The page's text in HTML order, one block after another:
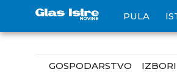
PULA
GOSPODARSTVO IZBORI